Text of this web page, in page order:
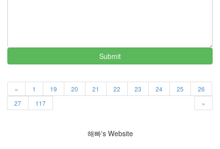
Submit
« 1 19 20 21 22 23 24 25
26
27
117 »
Cloud
도
해빠's Website